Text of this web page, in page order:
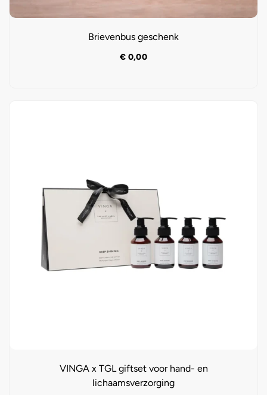
Brievenbus geschenk
€ 0,00
VINGA x TGL giftset voor hand- en
lichaamsverzorging